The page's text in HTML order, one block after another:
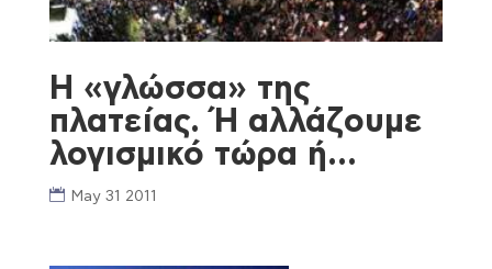
Η «γλώσσα» της
πλατείας. Ή αλλάζουμε
λογισμικό τώρα ή…
May 31 2011